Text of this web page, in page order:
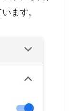
ます。